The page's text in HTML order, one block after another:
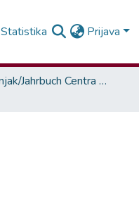
Statistika Prijava
Godišnjak/Jahrbuch Centra za balkanološka ispitivanja ANUBiH